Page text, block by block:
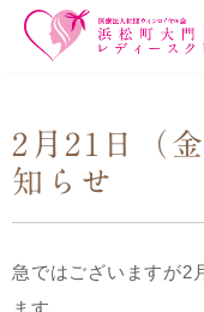
2月21日（
知らせ
急ではございますが2
ます。